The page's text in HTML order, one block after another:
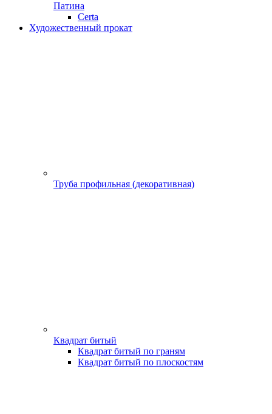
Патина
Certa
Художественный прокат
Труба профильная (декоративная)
Квадрат битый
Квадрат битый по граням
Квадрат битый по плоскостям